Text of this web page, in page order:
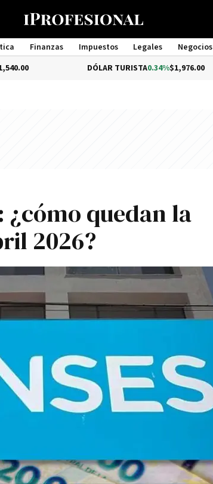
Finanzas Impuestos Legales Negocios
Management
DÓLAR TURISTA0.34%$1,976.00
quedan la
2026?